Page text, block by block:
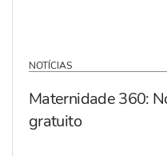
NOTÍCIAS
Maternidade 360:
gratuito